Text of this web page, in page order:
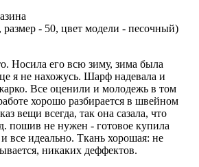
размер - 50, цвет модели - песочный)
Носила его всю зиму, зима была
я не нахожусь. Шарф надевала и
Все оценили и молодежь в том
хорошо разбирается в швейном
вещи всегда, так она сазала, что
пошив не нужен - готовое купила
и все идеально. Ткань хорошая: не
никаких деффектов.